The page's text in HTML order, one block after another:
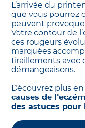
L’arrivée du
que vous pourrez
peuvent
Votre contour de
ces rougeurs
marquées
tiraillements avec
démangeaisons.
Découvrez plus
causes de
des astuces